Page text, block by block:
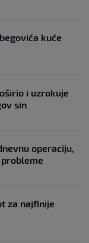
kuće
i uzrokuje
sin
operaciju,
za najfinije